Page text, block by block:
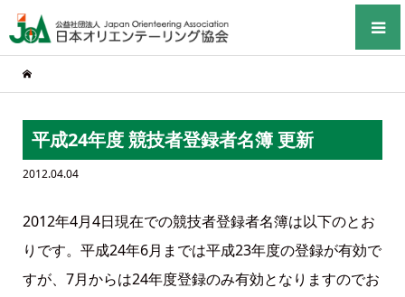
平成24年度 競技者登録者名簿 更新
2012.04.04
2012年4月4日現在での競技者登録者名簿は以下のとお
りです。平成24年6月までは平成23年度の登録が有効で
すが、7月からは24年度登録のみ有効となりますのでお